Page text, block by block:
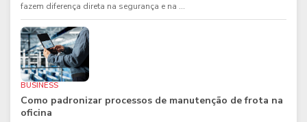
fazem diferença direta na segurança e na ...
BUSINESS
Como padronizar processos de manutenção de frota na
oficina